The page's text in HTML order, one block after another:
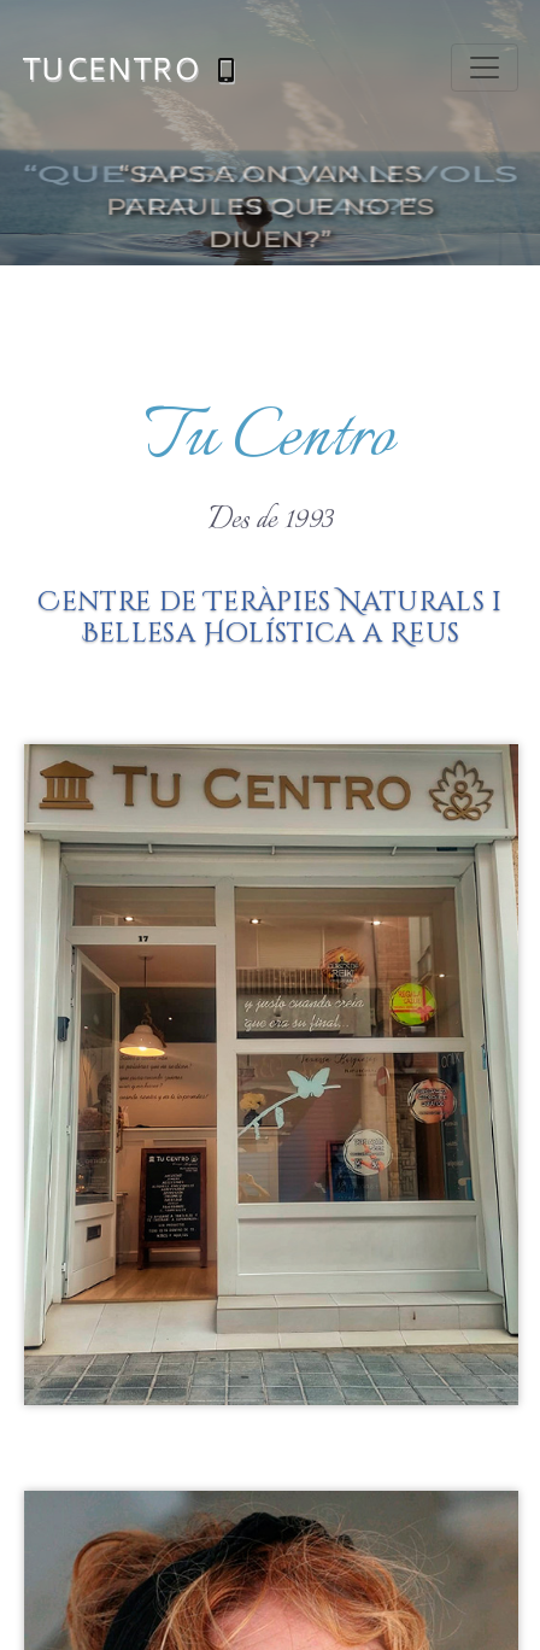
TUCENTRO
“QUE PASSA QUAN VOLS
FER I NO FAS?”
Tu Centro
Des de 1993
Centre de Teràpies Naturals i
Bellesa Holística a Reus